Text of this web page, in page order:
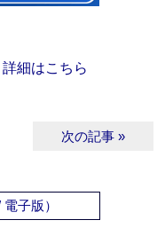
細はこちら
次の記事 »
子版）